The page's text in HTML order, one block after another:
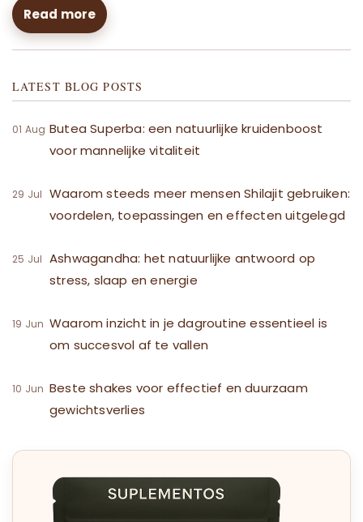
Read more
LATEST BLOG POSTS
01 Aug Butea Superba: een natuurlijke kruidenboost
voor mannelijke vitaliteit
29 Jul Waarom steeds meer mensen Shilajit gebruiken:
voordelen, toepassingen en effecten uitgelegd
25 Jul Ashwagandha: het natuurlijke antwoord op
stress, slaap en energie
19 Jun Waarom inzicht in je dagroutine essentieel is
om succesvol af te vallen
10 Jun Beste shakes voor effectief en duurzaam
gewichtsverlies